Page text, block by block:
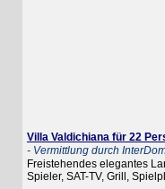
Villa Valdichiana für 22
- Vermittlung durch InterDomizil -
Freistehendes elegantes
Spieler, SAT-TV, Grill,